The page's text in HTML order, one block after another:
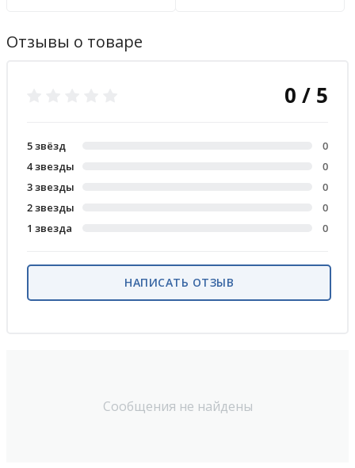
Отзывы о товаре
Сообщения не найдены
0 / 5
5 звёзд
0
4 звезды
0
3 звезды
0
2 звезды
0
1 звезда
0
НАПИСАТЬ ОТЗЫВ